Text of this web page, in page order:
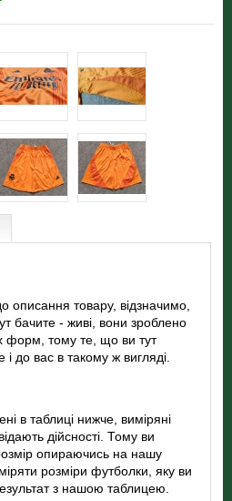
описання товару, відзначимо,
бачите - живі, вони зроблено
форм, тому те, що ви тут
до вас в такому ж вигляді.
в таблиці нижче, виміряні
дійсності. Тому ви
опираючись на нашу
розміри футболки, яку ви
з нашою таблицею.